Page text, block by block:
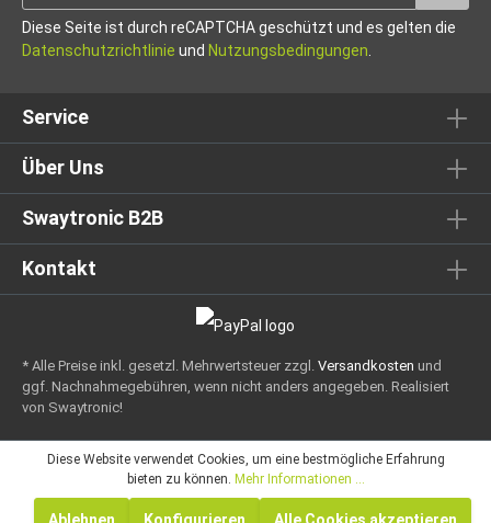
Diese Seite ist durch reCAPTCHA geschützt und es gelten die
Datenschutzrichtlinie und Nutzungsbedingungen
Service
Über Uns
Swaytronic B2B
Kontakt
* Alle Preise inkl. gesetzl. Mehrwertsteuer zzgl. Versandkosten und
ggf. Nachnahmegebühren, wenn nicht anders angegeben. Realisiert
von Swaytronic!
Diese Website verwendet Cookies, um eine bestmögliche Erfahrung
bieten zu können. Mehr Informationen ...